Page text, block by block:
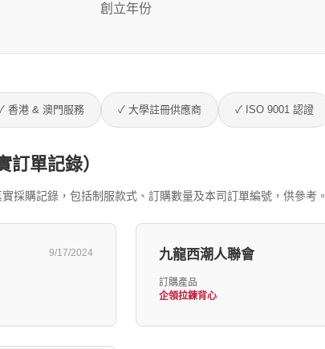
創立年份
香港 & 澳門服務 ✓ 大學註冊供應商 ✓ ISO 9001 認證
單記錄）
採購記錄，包括制服款式、訂購數量及本司訂單編號，供參考。
9/17/2024 九龍西潮人聯會
訂購產品
企領拉鍊背心